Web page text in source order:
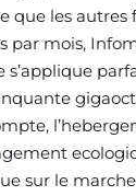
que les autres
par mois,
s’applique
sur le